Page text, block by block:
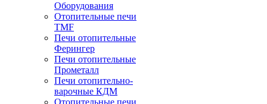
Оборудования
Отопительные печи
TMF
Печи отопительные
Ферингер
Печи отопительные
Прометалл
Печи отопительно-
варочные КДМ
Отопительные печи